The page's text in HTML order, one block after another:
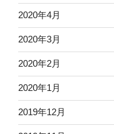
2020年4月
2020年3月
2020年2月
2020年1月
2019年12月